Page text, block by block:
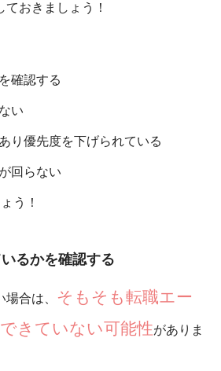
おきましょう！
確認する
い
り優先度を下げられている
回らない
う！
るかを確認する
合は、
そもそも転職エー
きていない可能性がありま